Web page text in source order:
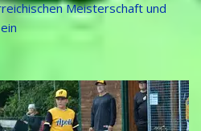
Meisterschaft und